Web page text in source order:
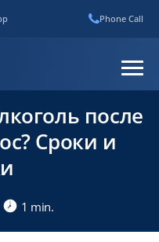
Phone Call
после
Сроки и
1 min.